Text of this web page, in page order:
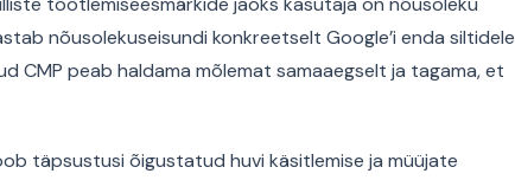
nõusolekuseisundi konkreetselt Google’i enda siltidele
CMP peab haldama mõlemat samaaegselt ja tagama, et
täpsustusi õigustatud huvi käsitlemise ja müüjate